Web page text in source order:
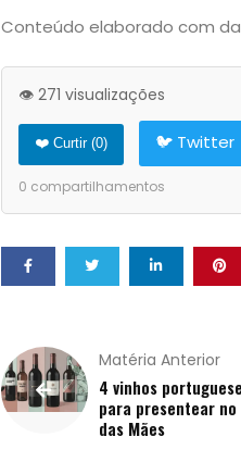
Filhos
Notícias
Opinião
Pets
Receitas
Saúde
e
Conteúdo elaborado com
👁️ 271 visualizações
❤️ Curtir (0) 🐦 Twitter
0 compartilhamentos
Matéria Anterior
4 vinhos
para presentear no
das Mães